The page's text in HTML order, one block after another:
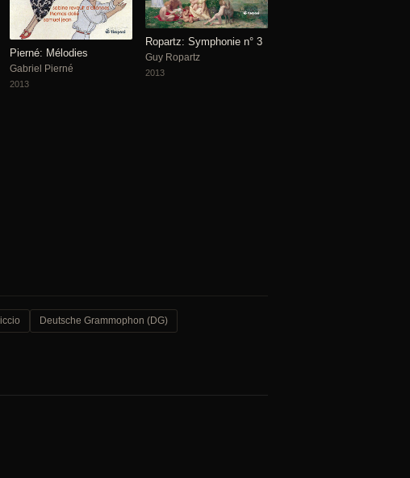
Pierné: Mélodies
Gabriel Pierné
2013
Ropartz: Symphonie n° 3
Guy Ropartz
2013
Deutsche Grammophon (DG)